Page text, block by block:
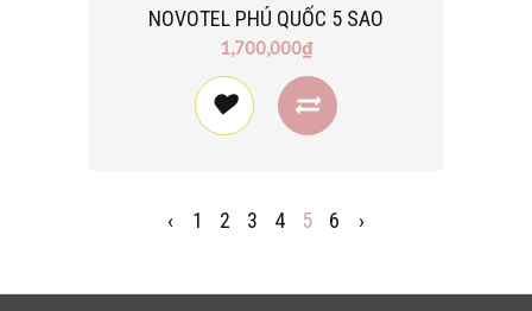
NOVOTEL PHÚ QUỐC 5 SAO
1,700,000₫
‹ 1 2 3 4 5 6 ›